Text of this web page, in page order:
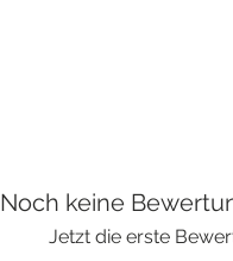
Noch keine
Jetzt die erste